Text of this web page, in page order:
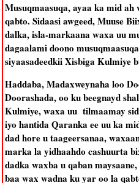
Musuqmaasuqa, ayaa ka mid
qabto. Sidaasi awgeed, Muuse
dalka, isla-markaana waxa uu
dagaalami doono
siyaasadeedkii Xisbiga Kulmiye
Haddaba, Madaxweynaha loo
Doorashada, oo ku beegnayd
Kulmiye, waxa uu tilmaamay
iyo hantida Qaranka ee uu ka
dad hore u taageersanaa,
marka la yidhaahdo cashuurta
dadka waxba u qaban
baa wax wadna ku yar oo la